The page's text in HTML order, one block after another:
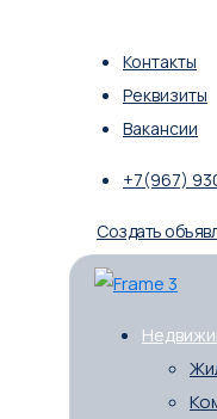
Контакты
Реквизиты
Вакансии
+7(967)
Создать